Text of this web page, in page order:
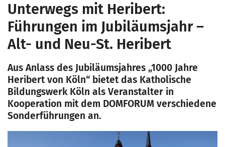
Unterwegs mit Heribert:
Führungen im Jubiläumsjahr –
Alt- und Neu-St. Heribert
Aus Anlass des Jubiläumsjahres „1000 Jahre
Heribert von Köln“ bietet das Katholische
Bildungswerk Köln als Veranstalter in
Kooperation mit dem DOMFORUM verschiedene
Sonderführungen an.